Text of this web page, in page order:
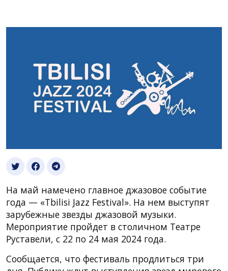
На май намечено главное джазовое событие
года — «Tbilisi Jazz Festival». На нем выступят
зарубежные звезды джазовой музыки.
Мероприятие пройдет в столичном Театре
Руставели, с 22 по 24 мая 2024 года.
Сообщается, что фестиваль продлиться три